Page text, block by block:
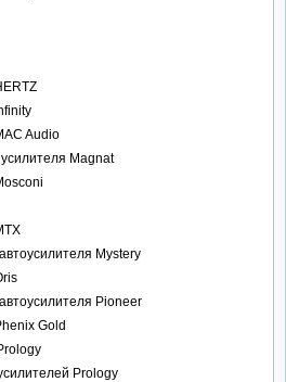
Audio
Magnat
Mystery
Pioneer
Gold
Prology